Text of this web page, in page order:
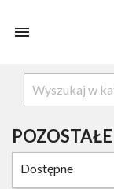

POZOSTAŁE
Dostępne